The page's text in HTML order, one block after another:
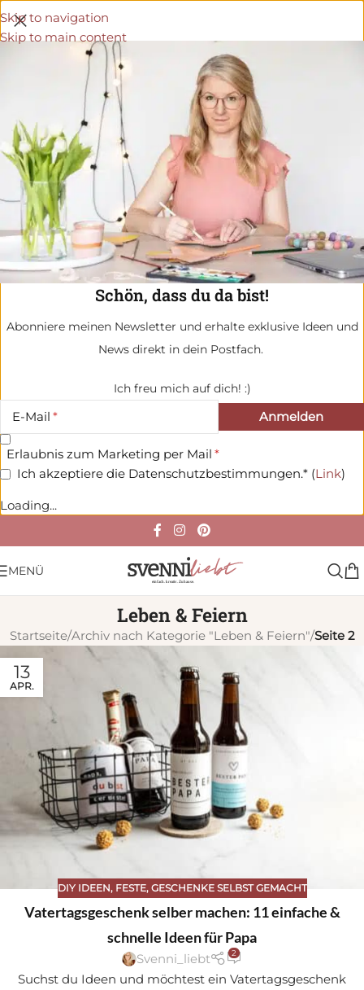
Schön, dass du da bist!
Abonniere meinen Newsletter und erhalte exklusive Ideen und
News direkt in dein Postfach.
Ich freu mich auf dich! :)
E-Mail
Erlaubnis zum Marketing per Mail
Ich akzeptiere die Datenschutzbestimmungen.* (Link)
Loading...
Skip to navigation
Skip to main content
MENÜ
Leben & Feiern
Startseite/Archiv nach Kategorie "Leben & Feiern"/Seite 2
13
APR.
DIY IDEEN, FESTE, GESCHENKE SELBST GEMACHT
Vatertagsgeschenk selber machen: 11 einfache &
schnelle Ideen für Papa
Svenni_liebt 2
Suchst du Ideen und möchtest ein Vatertagsgeschenk